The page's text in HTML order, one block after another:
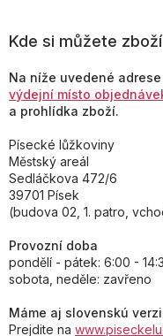
Kde si můžete
Na níže uvedené
výdejní místo
a prohlídka zboží.
Písecké lůžkoviny
Městský areál
Sedláčkova 472/6
39701 Písek
(budova 02, 1. patro,
Provozní doba
pondělí - pátek: 6:00 -
sobota, neděle: zavřeno
Máme aj slovenskú
Prejdite na